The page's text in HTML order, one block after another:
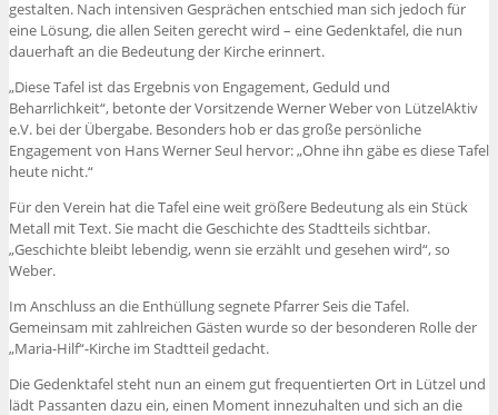
gestalten. Nach intensiven Gesprächen entschied man sich jedoch für
eine Lösung, die allen Seiten gerecht wird – eine Gedenktafel, die nun
dauerhaft an die Bedeutung der Kirche erinnert.
„Diese Tafel ist das Ergebnis von Engagement, Geduld und
Beharrlichkeit“, betonte der Vorsitzende Werner Weber von LützelAktiv
e.V. bei der Übergabe. Besonders hob er das große persönliche
Engagement von Hans Werner Seul hervor: „Ohne ihn gäbe es diese Tafel
heute nicht.“
Für den Verein hat die Tafel eine weit größere Bedeutung als ein Stück
Metall mit Text. Sie macht die Geschichte des Stadtteils sichtbar.
„Geschichte bleibt lebendig, wenn sie erzählt und gesehen wird“, so
Weber.
Im Anschluss an die Enthüllung segnete Pfarrer Seis die Tafel.
Gemeinsam mit zahlreichen Gästen wurde so der besonderen Rolle der
„Maria-Hilf“-Kirche im Stadtteil gedacht.
Die Gedenktafel steht nun an einem gut frequentierten Ort in Lützel und
lädt Passanten dazu ein, einen Moment innezuhalten und sich an die